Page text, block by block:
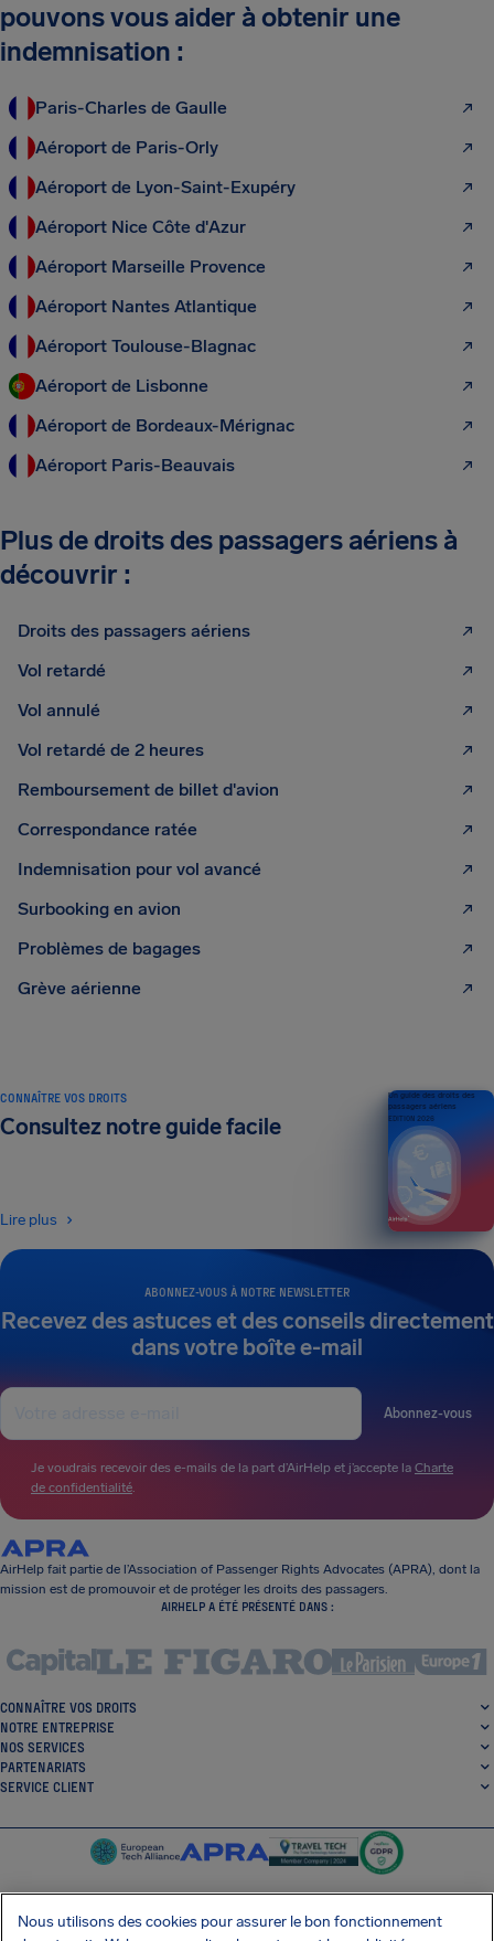
pouvons vous aider à obtenir une
indemnisation :
Paris-Charles de Gaulle
Aéroport de Paris-Orly
Aéroport de Lyon-Saint-Exupéry
Aéroport Nice Côte d'Azur
Aéroport Marseille Provence
Aéroport Nantes Atlantique
Aéroport Toulouse-Blagnac
Aéroport de Lisbonne
Aéroport de Bordeaux-Mérignac
Aéroport Paris-Beauvais
Plus de droits des passagers aériens à
découvrir :
Droits des passagers aériens
Vol retardé
Vol annulé
Vol retardé de 2 heures
Remboursement de billet d'avion
Correspondance ratée
Indemnisation pour vol avancé
Surbooking en avion
Problèmes de bagages
Grève aérienne
ABONNEZ-VOUS À NOTRE NEWSLETTER
Recevez des astuces et des conseils directement
dans votre boîte e-mail
Abonnez-vous
Je voudrais recevoir des e-mails de la part d’AirHelp et j’accepte la Charte
de confidentialité.
CONNAÎTRE VOS DROITS
Consultez notre guide facile
Lire plus
Un guide des droits des
passagers aériens
ÉDITION 2026
AirHelp fait partie de l’Association of Passenger Rights Advocates (APRA), dont la
mission est de promouvoir et de protéger les droits des passagers.
AIRHELP A ÉTÉ PRÉSENTÉ DANS :
CONNAÎTRE VOS DROITS
NOTRE ENTREPRISE
NOS SERVICES
PARTENARIATS
SERVICE CLIENT
Nous utilisons des cookies pour assurer le bon fonctionnement